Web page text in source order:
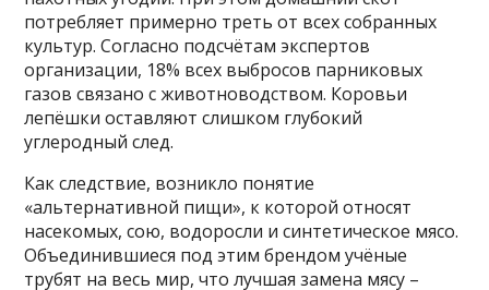
потребляет примерно треть от всех собранных
культур. Согласно подсчётам экспертов
организации, 18% всех выбросов парниковых
газов связано с животноводством. Коровьи
лепёшки оставляют слишком глубокий
углеродный след.
Как следствие, возникло понятие
«альтернативной пищи», к которой относят
насекомых, сою, водоросли и синтетическое мясо.
Объединившиеся под этим брендом учёные
трубят на весь мир, что лучшая замена мясу –